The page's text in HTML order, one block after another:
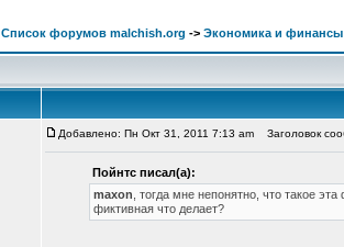
Список форумов malchish.org -> Экономика и финансы
Добавлено: Пн Окт 31, 2011 7:13 am Заголовок
Пойнтс писал(а):
maxon , тогда мне непонятно, что такое
фиктивная что делает?